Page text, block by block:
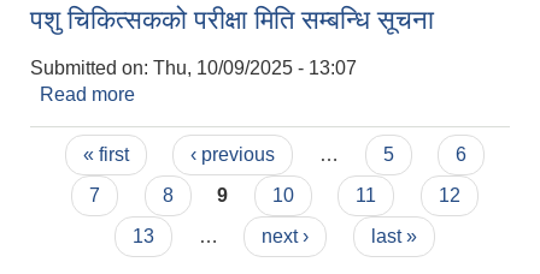
पशु चिकित्सकको परीक्षा मिति सम्बन्धि सूचना
Submitted on: Thu, 10/09/2025 - 13:07
Read more
Pages
« first ‹ previous … 5
6
7
8 9 10 11
12
13
… next › last »